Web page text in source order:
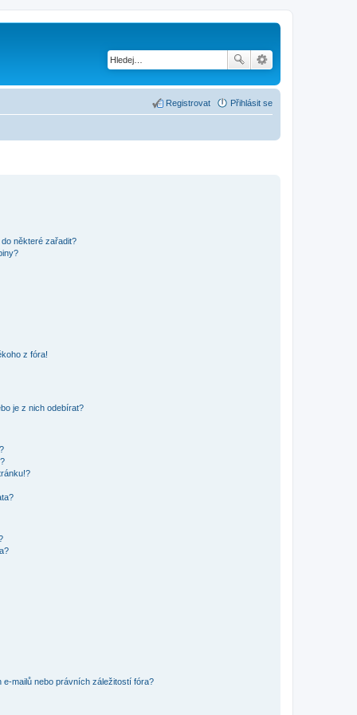
Přihlásit se
Registrovat
některé zařadit?
z fóra!
je z nich odebírat?
mailů nebo právních záležitostí fóra?